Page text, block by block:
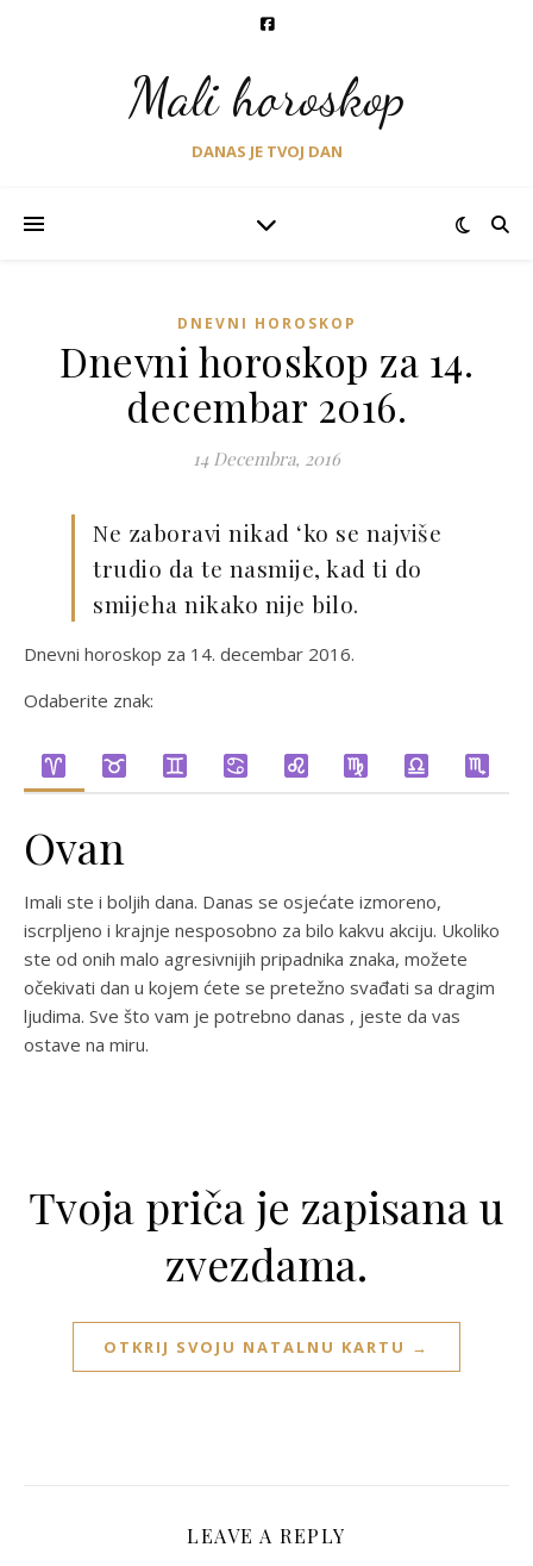
Mali horoskop
DANAS JE TVOJ DAN
DNEVNI HOROSKOP
Dnevni horoskop za 14.
decembar 2016.
14 Decembra, 2016
Ne zaboravi nikad ‘ko se najviše
trudio da te nasmije, kad ti do
smijeha nikako nije bilo.
Dnevni horoskop za 14. decembar 2016.
Odaberite znak:
Ovan
Imali ste i boljih dana. Danas se osjećate izmoreno,
iscrpljeno i krajnje nesposobno za bilo kakvu akciju. Ukoliko
ste od onih malo agresivnijih pripadnika znaka, možete
očekivati dan u kojem ćete se pretežno svađati sa dragim
ljudima. Sve što vam je potrebno danas , jeste da vas
ostave na miru.
Tvoja priča je zapisana u
zvezdama.
OTKRIJ SVOJU NATALNU KARTU →
LEAVE A REPLY